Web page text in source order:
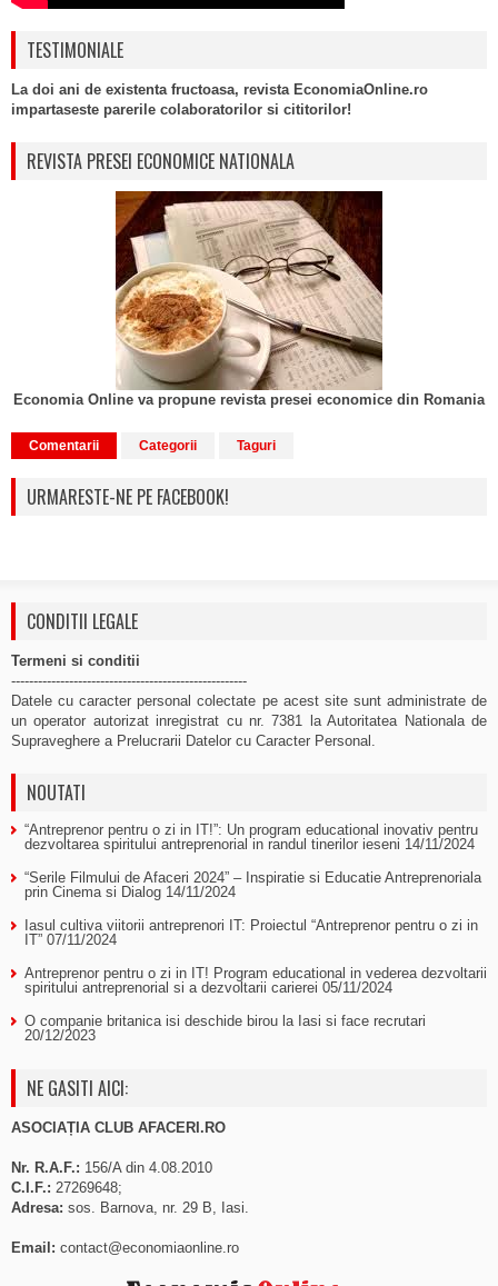
TESTIMONIALE
La doi ani de existenta fructoasa, revista EconomiaOnline.ro
impartaseste parerile colaboratorilor si cititorilor!
REVISTA PRESEI ECONOMICE NATIONALA
Economia Online va propune revista presei economice din Romania
Comentarii Categorii Taguri
URMARESTE-NE PE FACEBOOK!
CONDITII LEGALE
Termeni si conditii
-----------------------------------------------------
Datele cu caracter personal colectate pe acest site sunt administrate de
un operator autorizat inregistrat cu nr. 7381 la Autoritatea Nationala de
Supraveghere a Prelucrarii Datelor cu Caracter Personal.
NOUTATI
“Antreprenor pentru o zi in IT!”: Un program educational inovativ pentru
dezvoltarea spiritului antreprenorial in randul tinerilor ieseni 14/11/2024
“Serile Filmului de Afaceri 2024” – Inspiratie si Educatie Antreprenoriala
prin Cinema si Dialog 14/11/2024
Iasul cultiva viitorii antreprenori IT: Proiectul “Antreprenor pentru o zi in
IT” 07/11/2024
Antreprenor pentru o zi in IT! Program educational in vederea dezvoltarii
spiritului antreprenorial si a dezvoltarii carierei 05/11/2024
O companie britanica isi deschide birou la Iasi si face recrutari
20/12/2023
NE GASITI AICI:
ASOCIAȚIA CLUB AFACERI.RO
Nr. R.A.F.: 156/A din 4.08.2010
C.I.F.: 27269648;
Adresa: sos. Barnova, nr. 29 B, Iasi.
Email: contact@economiaonline.ro